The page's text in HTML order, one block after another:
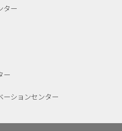
ター
ー
ーションセンター